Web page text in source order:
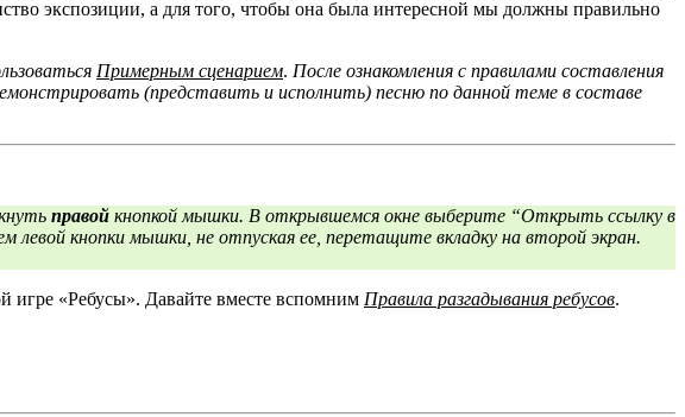
экспозиции, а для того, чтобы она была интересной мы должны правильно
Примерным сценарием. После ознакомления с правилами составления
(представить и исполнить) песню по данной теме в составе
правой кнопкой мышки. В открывшемся окне выберите “Открыть ссылку в
левой кнопки мышки, не отпуская ее, перетащите вкладку на второй экран.
игре «Ребусы». Давайте вместе вспомним Правила разгадывания ребусов.